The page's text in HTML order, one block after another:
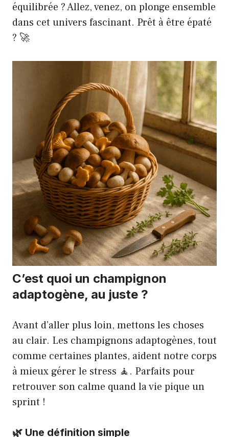
équilibrée ? Allez, venez, on plonge ensemble
dans cet univers fascinant. Prêt à être épaté
? 🚀
C’est quoi un champignon
adaptogène, au juste ?
Avant d’aller plus loin, mettons les choses
au clair. Les champignons adaptogènes, tout
comme certaines plantes, aident notre corps
à mieux gérer le stress 🧘. Parfaits pour
retrouver son calme quand la vie pique un
sprint !
🌿 Une définition simple